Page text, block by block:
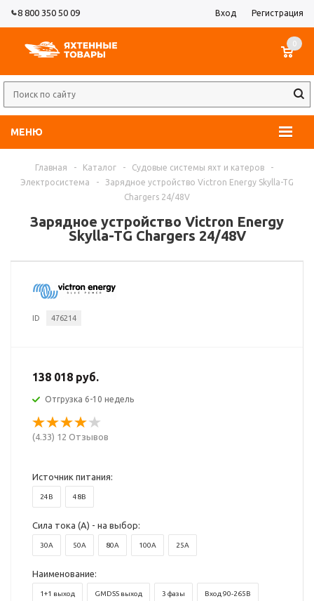
8 800 350 50 09 Вход Регистрация
МЕНЮ
0
Главная - Каталог - Судовые системы яхт и катеров
-
Электросистема
-
Зарядное устройство Victron Energy Skylla-TG
Chargers 24/48V
Зарядное устройство Victron Energy
Skylla-TG Chargers 24/48V
ID 476214
138 018 руб.
Отгрузка 6-10 недель
(4.33) 12 Отзывов
Источник питания:
24В 48В
Сила тока (А) - на выбор:
30A 50A 80A 100A 25A
Наименование:
1+1 выход GMDSS выход 3 фазы Вход 90-265В